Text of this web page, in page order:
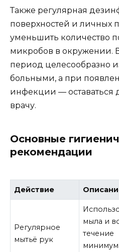
Также регулярная
поверхностей и личных
уменьшить количество
микробов в окружении.
период целесообразно
больными, а при
инфекции — оставаться
врачу.
Основные
рекомендации
Действие
Регулярное
мытьё рук
мыла и
течение
минимум